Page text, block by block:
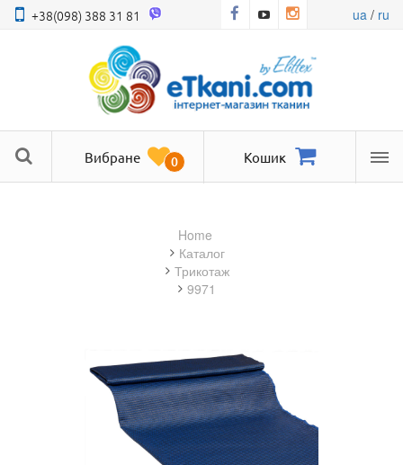
+38(098) 388 31 81 ua/ ru
Вибране 0 Кошик
Home
Каталог
трикотаж
9971